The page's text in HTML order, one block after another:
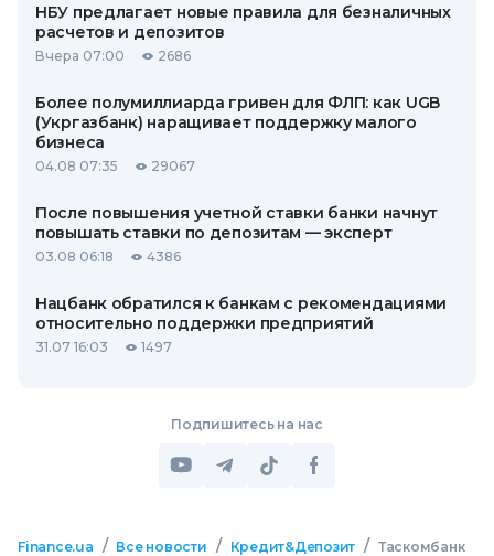
НБУ предлагает новые правила для безналичных
расчетов и депозитов
Вчера 07:00 2686
Более полумиллиарда гривен для ФЛП: как UGB
(Укргазбанк) наращивает поддержку малого
бизнеса
04.08 07:35 29067
После повышения учетной ставки банки начнут
повышать ставки по депозитам — эксперт
03.08 06:18 4386
Нацбанк обратился к банкам с рекомендациями
относительно поддержки предприятий
31.07 16:03 1497
Подпишитесь на нас
Finance.ua / Все новости / Кредит&Депозит / Таскомбанк